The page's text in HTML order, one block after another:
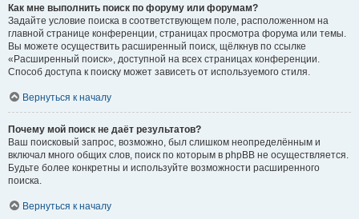
Как мне выполнить поиск по форуму или форумам?
Задайте условие поиска в соответствующем поле, расположенном на
главной странице конференции, страницах просмотра форума или темы.
Вы можете осуществить расширенный поиск, щёлкнув по ссылке
«Расширенный поиск», доступной на всех страницах конференции.
Способ доступа к поиску может зависеть от используемого стиля.
Вернуться к началу
Почему мой поиск не даёт результатов?
Ваш поисковый запрос, возможно, был слишком неопределённым и
включал много общих слов, поиск по которым в phpBB не осуществляется.
Будьте более конкретны и используйте возможности расширенного
поиска.
Вернуться к началу